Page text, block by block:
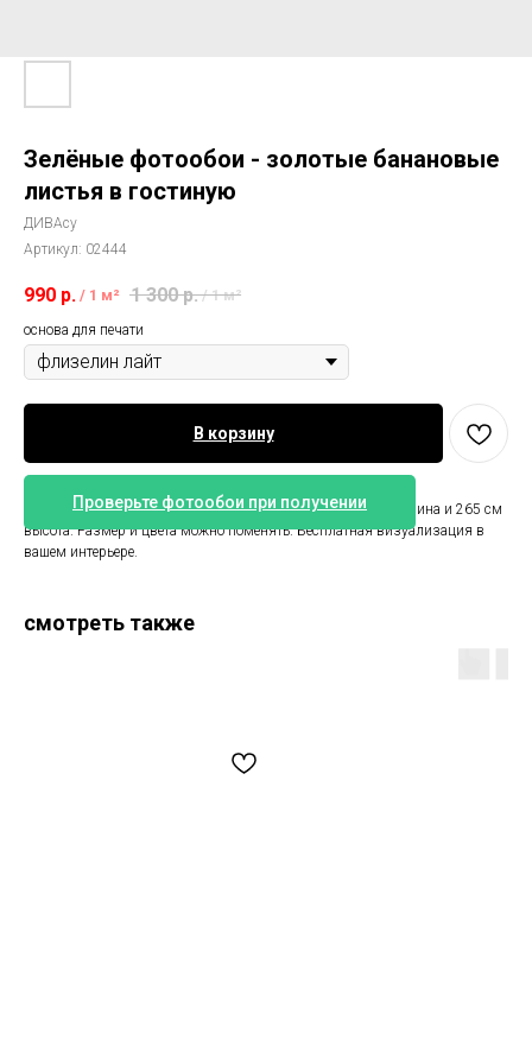
Зелёные фотообои - золотые банановые
листья в гостиную
ДИВАсу
Артикул: 02444
990 р. / 1 м² 1 300 р. / 1 м²
основа для печати
Проверьте фотообои при получении
В корзину
Зелёные обои с пальмовыми листьями. Размер 450 см ширина и 265 см
высота. Размер и цвета можно поменять. Бесплатная визуализация в
вашем интерьере.
смотреть также